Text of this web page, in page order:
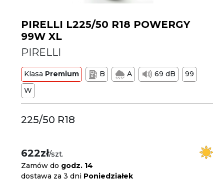
PIRELLI L225/50 R18 POWERGY
99W XL
PIRELLI
Klasa Premium B A 69 dB
99
W
225/50 R18
622zł/szt.
Zamów do godz. 14
dostawa za 3 dni Poniedziałek